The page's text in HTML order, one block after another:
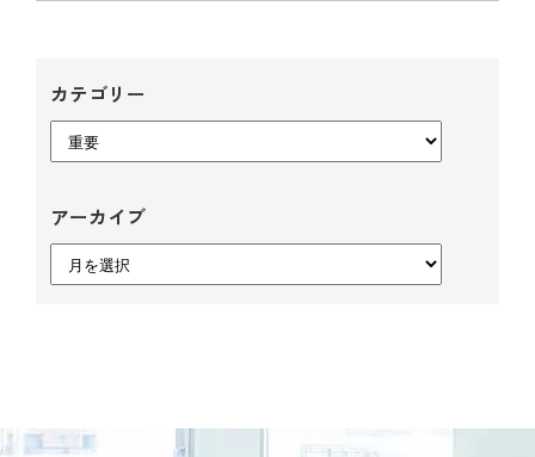
カテゴリー
テ
リ
ー
アーカイブ
ー
事業内容